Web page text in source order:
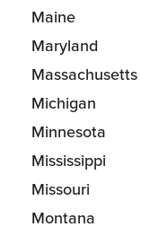
Maine
Maryland
Massachusetts
Michigan
Minnesota
Mississippi
Missouri
Montana